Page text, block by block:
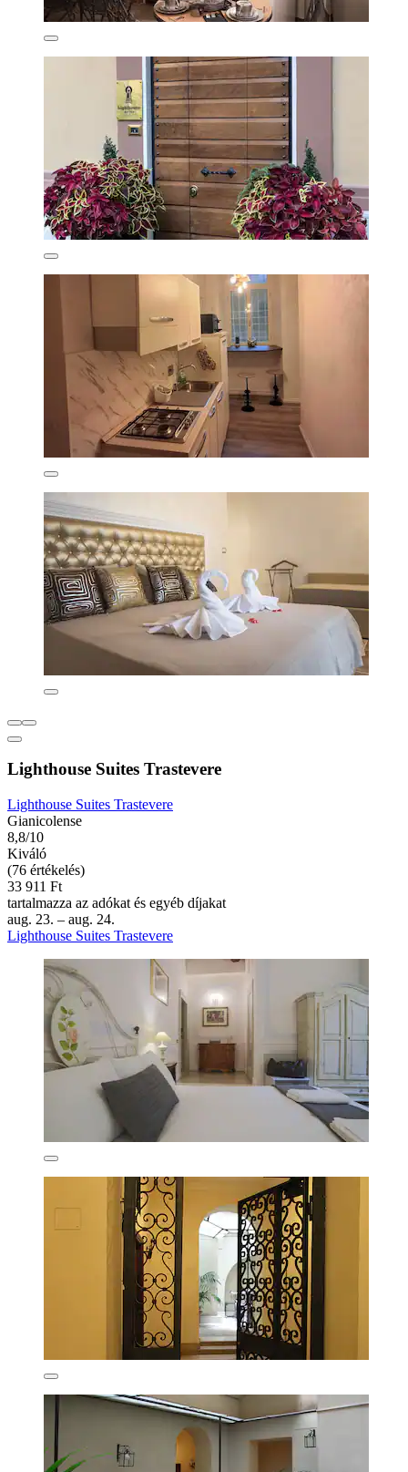
Lighthouse Suites Trastevere
Lighthouse Suites Trastevere
Gianicolense
8,8/10
Kiváló
(76 értékelés)
33 911 Ft
tartalmazza az adókat és egyéb díjakat
aug. 23. – aug. 24.
Lighthouse Suites Trastevere